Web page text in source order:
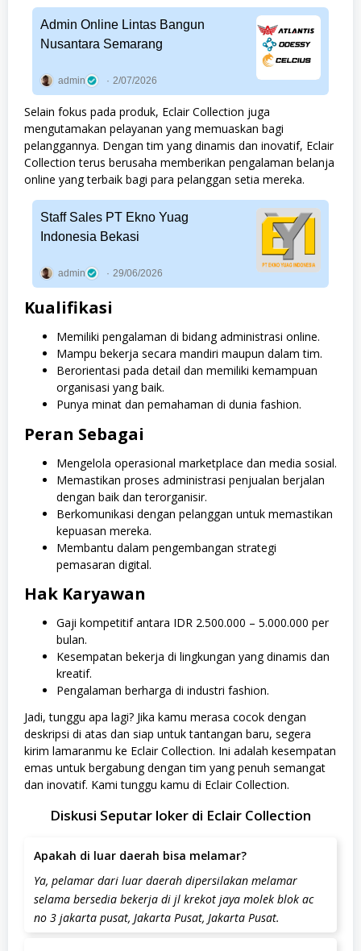
Admin Online Lintas Bangun
Nusantara Semarang
admin 2/07/2026
Selain fokus pada produk, Eclair Collection juga
mengutamakan pelayanan yang memuaskan bagi
pelanggannya. Dengan tim yang dinamis dan inovatif, Eclair
Collection terus berusaha memberikan pengalaman belanja
online yang terbaik bagi para pelanggan setia mereka.
Staff Sales PT Ekno Yuag
Indonesia Bekasi
admin 29/06/2026
Kualifikasi
Memiliki pengalaman di bidang administrasi online.
Mampu bekerja secara mandiri maupun dalam tim.
Berorientasi pada detail dan memiliki kemampuan
organisasi yang baik.
Punya minat dan pemahaman di dunia fashion.
Peran Sebagai
Mengelola operasional marketplace dan media sosial.
Memastikan proses administrasi penjualan berjalan
dengan baik dan terorganisir.
Berkomunikasi dengan pelanggan untuk memastikan
kepuasan mereka.
Membantu dalam pengembangan strategi
pemasaran digital.
Hak Karyawan
Gaji kompetitif antara IDR 2.500.000 – 5.000.000 per
bulan.
Kesempatan bekerja di lingkungan yang dinamis dan
kreatif.
Pengalaman berharga di industri fashion.
Jadi, tunggu apa lagi? Jika kamu merasa cocok dengan
deskripsi di atas dan siap untuk tantangan baru, segera
kirim lamaranmu ke Eclair Collection. Ini adalah kesempatan
emas untuk bergabung dengan tim yang penuh semangat
dan inovatif. Kami tunggu kamu di Eclair Collection.
Diskusi Seputar loker di Eclair Collection
Apakah di luar daerah bisa melamar?
Ya, pelamar dari luar daerah dipersilakan melamar
selama bersedia bekerja di jl krekot jaya molek blok ac
no 3 jakarta pusat, Jakarta Pusat, Jakarta Pusat.